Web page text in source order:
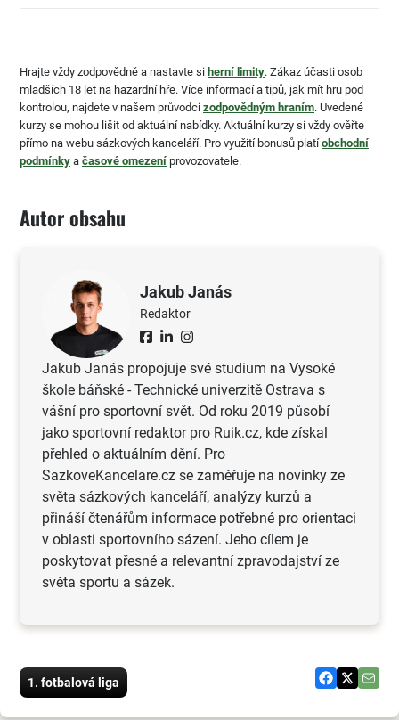
Hrajte vždy zodpovědně a nastavte si herní limity. Zákaz účasti osob
mladších 18 let na hazardní hře. Více informací a tipů, jak mít hru pod
kontrolou, najdete v našem průvodci zodpovědným hraním. Uvedené
kurzy se mohou lišit od aktuální nabídky. Aktuální kurzy si vždy ověřte
přímo na webu sázkových kanceláří. Pro využití bonusů platíobchodní
podmínky a časové omezení provozovatele.
Autor obsahu
Jakub Janás
Redaktor
Jakub Janás propojuje své studium na Vysoké
škole báňské - Technické univerzitě Ostrava s
vášní pro sportovní svět. Od roku 2019 působí
jako sportovní redaktor pro Ruik.cz, kde získal
přehled o aktuálním dění. Pro
SazkoveKancelare.cz se zaměřuje na novinky ze
světa sázkových kanceláří, analýzy kurzů a
přináší čtenářům informace potřebné pro orientaci
v oblasti sportovního sázení. Jeho cílem je
poskytovat přesné a relevantní zpravodajství ze
světa sportu a sázek.
1. fotbalová liga